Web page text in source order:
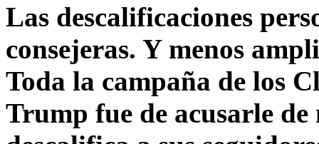
Las descalificaciones
consejeras. Y menos
Toda la campaña de los
Trump fue de acusarle